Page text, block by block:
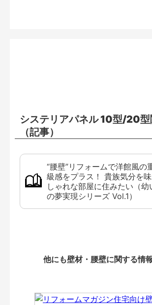
システリアパネル 10型/20型
（記事）
“腰壁”リフォームで洋館風の
級感をプラス！ 貴族気分を
しゃれな部屋に住みたい（幼
の夢実現シリーズ Vol.1）
他にも壁材・腰壁に関する情